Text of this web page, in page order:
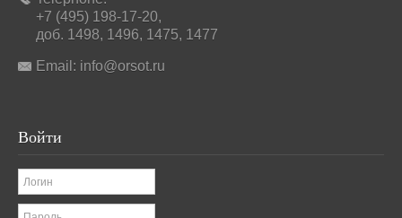
+7 (495) 198-17-20,
доб. 1498, 1496, 1475, 1477
Email: info@orsot.ru
Войти